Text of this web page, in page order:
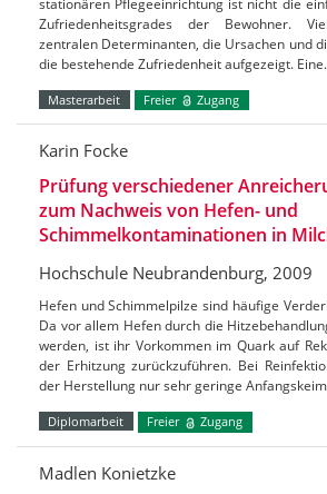
Zufriedenheitsgrades der Bewohner.
zentralen Determinanten, die Ursachen und
die bestehende Zufriedenheit aufgezeigt.
Masterarbeit Freier Zugang
Karin Focke
Prüfung verschiedener
zum Nachweis von Hefen- und
Schimmelkontaminationen in
Hochschule Neubrandenburg, 2009
Hefen und Schimmelpilze sind häufige
Da vor allem Hefen durch die
werden, ist ihr Vorkommen im Quark auf
der Erhitzung zurückzuführen. Bei
der Herstellung nur sehr geringe
Diplomarbeit Freier Zugang
Madlen Konietzke